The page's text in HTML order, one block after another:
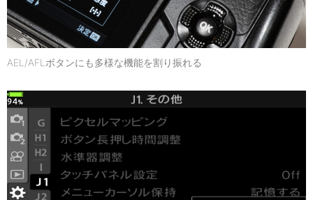
AEL/AFLボタンにも多様な機能を割り振れる